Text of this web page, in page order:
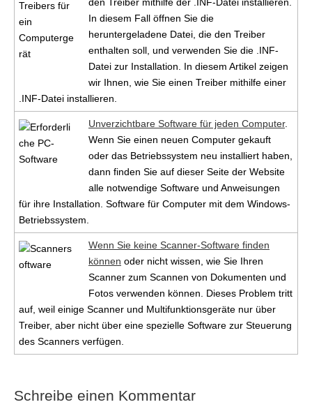
In diesem Fall öffnen Sie die
heruntergeladene Datei, die den Treiber
enthalten soll, und verwenden Sie die .INF-
Datei zur Installation. In diesem Artikel zeigen
wir Ihnen, wie Sie einen Treiber mithilfe einer
.INF-Datei installieren.
Unverzichtbare Software für jeden Computer.
Wenn Sie einen neuen Computer gekauft
oder das Betriebssystem neu installiert haben,
dann finden Sie auf dieser Seite der Website
alle notwendige Software und Anweisungen
für ihre Installation. Software für Computer mit dem Windows-
Betriebssystem.
Wenn Sie keine Scanner-Software finden
können oder nicht wissen, wie Sie Ihren
Scanner zum Scannen von Dokumenten und
Fotos verwenden können. Dieses Problem tritt
auf, weil einige Scanner und Multifunktionsgeräte nur über
Treiber, aber nicht über eine spezielle Software zur Steuerung
des Scanners verfügen.
Schreibe einen Kommentar